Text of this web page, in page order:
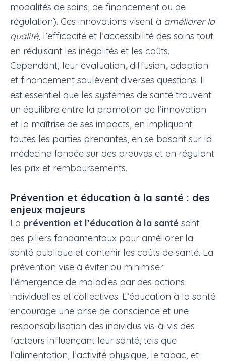
modalités de soins, de financement ou de
régulation). Ces innovations visent à améliorer la
qualité, l’efficacité et l’accessibilité des soins tout
en réduisant les inégalités et les coûts.
Cependant, leur évaluation, diffusion, adoption
et financement soulèvent diverses questions. Il
est essentiel que les systèmes de santé trouvent
un équilibre entre la promotion de l’innovation
et la maîtrise de ses impacts, en impliquant
toutes les parties prenantes, en se basant sur la
médecine fondée sur des preuves et en régulant
les prix et remboursements.
Prévention et éducation à la santé : des
enjeux majeurs
La prévention et l’éducation à la santé sont
des piliers fondamentaux pour améliorer la
santé publique et contenir les coûts de santé. La
prévention vise à éviter ou minimiser
l’émergence de maladies par des actions
individuelles et collectives. L’éducation à la santé
encourage une prise de conscience et une
responsabilisation des individus vis-à-vis des
facteurs influençant leur santé, tels que
l’alimentation, l’activité physique, le tabac, et